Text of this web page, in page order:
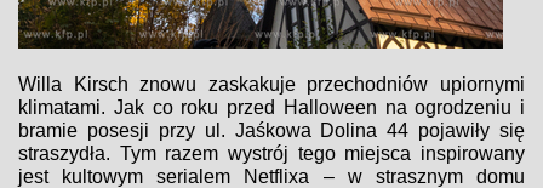
Willa Kirsch znowu zaskakuje przechodniów upiornymi
klimatami. Jak co roku przed Halloween na ogrodzeniu i
bramie posesji przy ul. Jaśkowa Dolina 44 pojawiły się
straszydła. Tym razem wystrój tego miejsca inspirowany
jest kultowym serialem Netflixa – w strasznym domu